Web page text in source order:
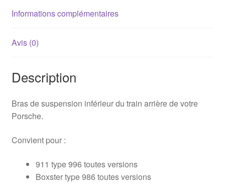
Informations complémentaires
Avis (0)
Description
Bras de suspension inférieur du train arrière de votre
Porsche.
Convient pour :
911 type 996 toutes versions
Boxster type 986 toutes versions